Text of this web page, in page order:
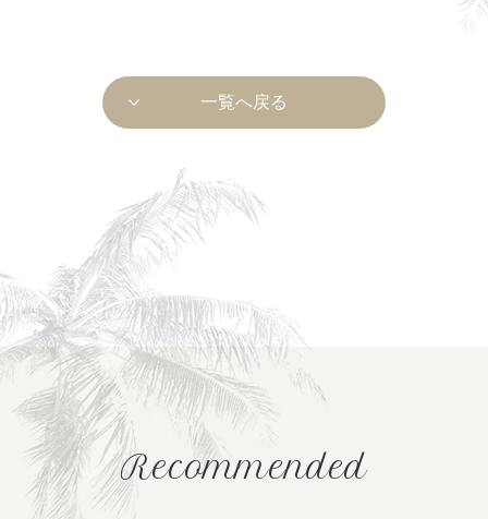
一覧へ戻る
Recommended